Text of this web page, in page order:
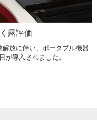
露評価
放に伴い、ポータブル機器
導入されました。